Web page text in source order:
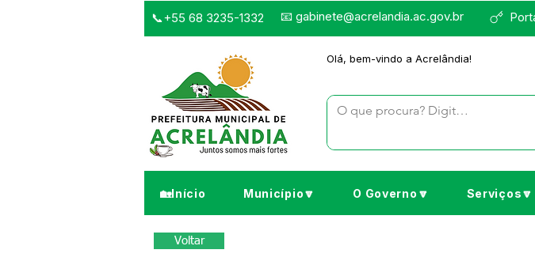
📞+55 68 3235-1332 📧 gabinete@acrelandia.ac.gov.br
Olá, bem-vindo a Acrelândia!
🏡Início Município🔽 O Governo🔽 Serviços🔽
Voltar